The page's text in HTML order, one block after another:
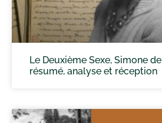
Le Deuxième Sexe, Simone
résumé, analyse et réception